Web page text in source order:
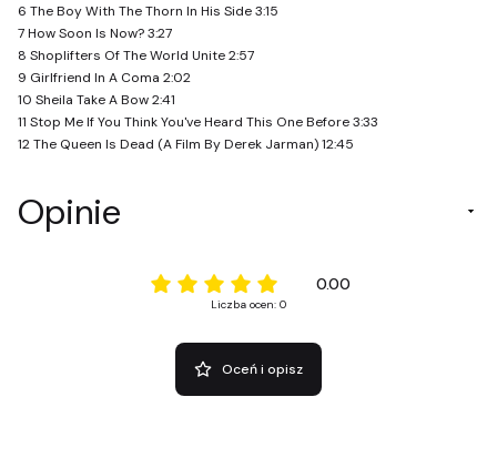
6 The Boy With The Thorn In His Side 3:15
7 How Soon Is Now? 3:27
8 Shoplifters Of The World Unite 2:57
9 Girlfriend In A Coma 2:02
10 Sheila Take A Bow 2:41
11 Stop Me If You Think You've Heard This One Before 3:33
12 The Queen Is Dead (A Film By Derek Jarman) 12:45
Opinie
0.00
Liczba ocen: 0
Oceń i opisz